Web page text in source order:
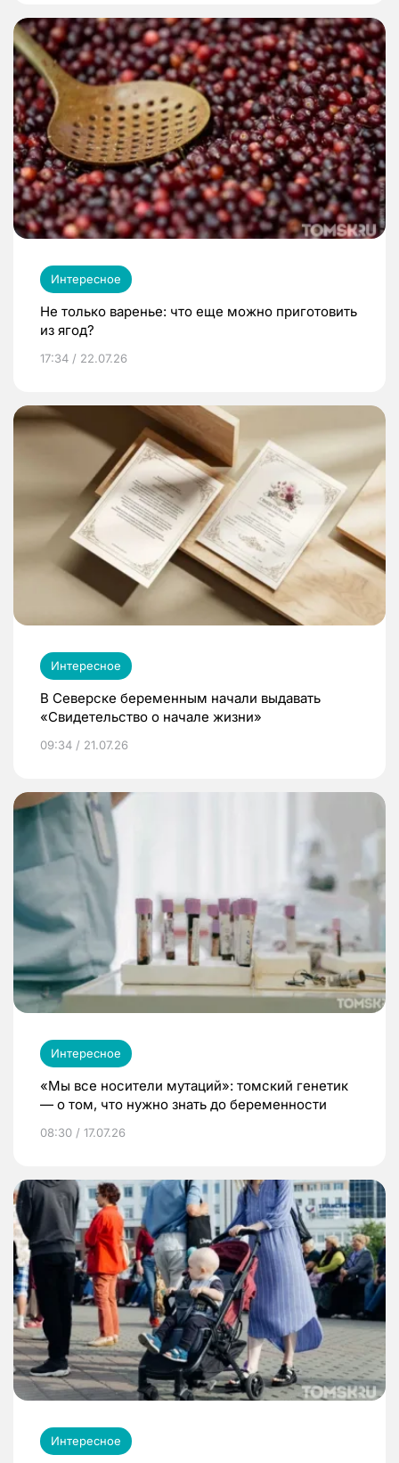
Интересное
Не только варенье: что еще можно приготовить
из ягод?
17:34 / 22.07.26
Интересное
В Северске беременным начали выдавать
«Свидетельство о начале жизни»
09:34 / 21.07.26
Интересное
«Мы все носители мутаций»: томский генетик
— о том, что нужно знать до беременности
08:30 / 17.07.26
Интересное